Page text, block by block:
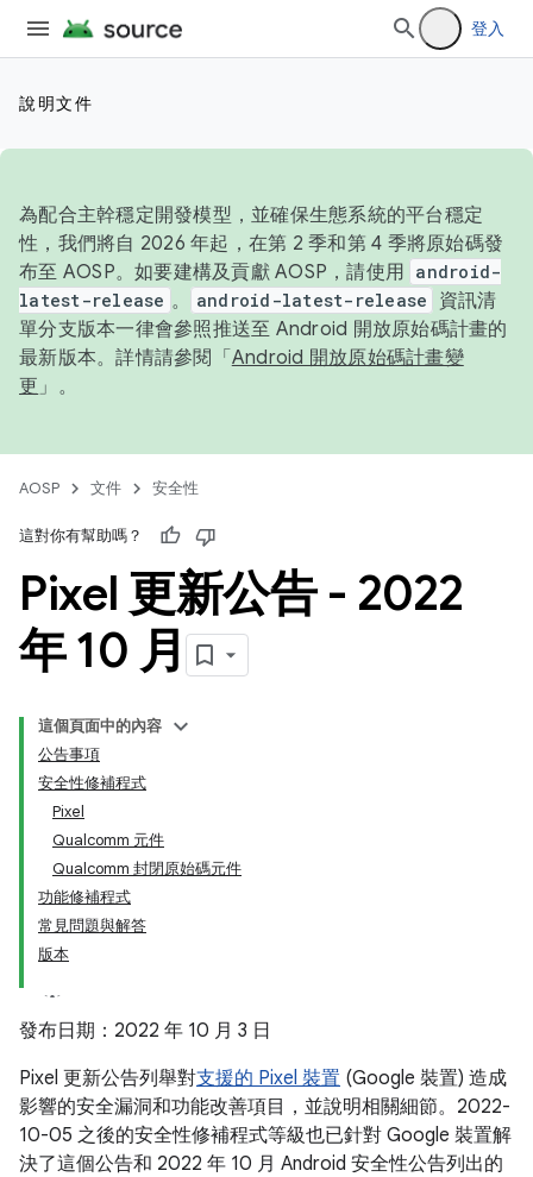
登入
說明文件
為配合主幹穩定開發模型，並確保生態系統的平台穩定
性，我們將自 2026 年起，在第 2 季和第 4 季將原始碼發
布至 AOSP。如要建構及貢獻 AOSP，請使用 android-
latest-release 。 android-latest-release
資訊清
單分支版本一律會參照推送至 Android 開放原始碼計畫的
最新版本。詳情請參閱「 Android 開放原始碼計畫變
更 」。
AOSP 文件 安全性
這對你有幫助嗎？
Pixel 更新公告 - 2022
年 10 月
這個頁面中的內容
公告事項
安全性修補程式
Pixel
Qualcomm 元件
Qualcomm 封閉原始碼元件
功能修補程式
常見問題與解答
版本
發布日期：2022 年 10 月 3 日
Pixel 更新公告列舉對支援的 Pixel 裝置 (Google 裝置) 造成
影響的安全漏洞和功能改善項目，並說明相關細節。2022-
10-05 之後的安全性修補程式等級也已針對 Google 裝置解
決了這個公告和 2022 年 10 月 Android 安全性公告列出的